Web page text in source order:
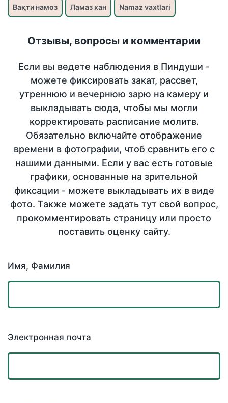
Вақти намоз Ламаз хан Namaz vaxtlari
Отзывы, вопросы и комментарии
Если вы ведете наблюдения в Пиндуши -
можете фиксировать закат, рассвет,
утреннюю и вечернюю зарю на камеру и
выкладывать сюда, чтобы мы могли
корректировать расписание молитв.
Обязательно включайте отображение
времени в фотографии, чтоб сравнить его с
нашими данными. Если у вас есть готовые
графики, основанные на зрительной
фиксации - можете выкладывать их в виде
фото. Также можете задать тут свой вопрос,
прокомментировать страницу или просто
поставить оценку сайту.
Имя, Фамилия
Электронная почта